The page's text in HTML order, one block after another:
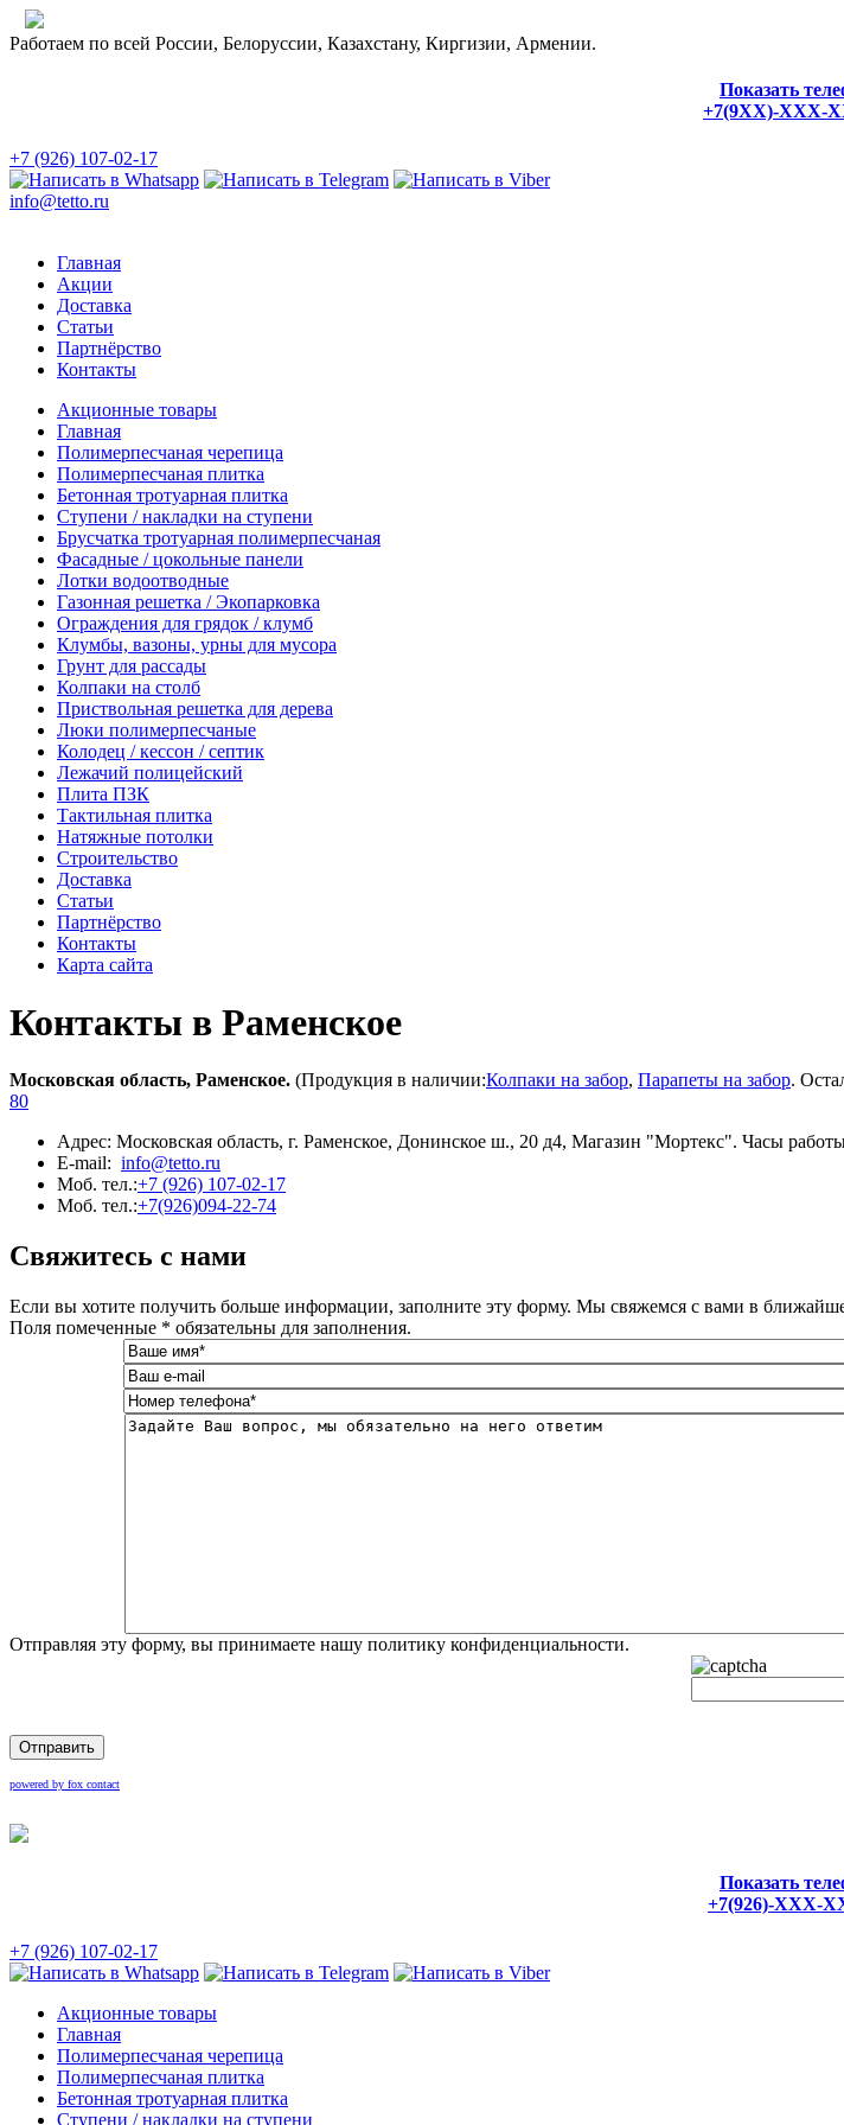
Работаем по всей России, Белоруссии, Казахстану, Киргизии, Армении.
Показать
+7(9XX)-XXX-
+7 (926) 107-02-17
info@tetto.ru
Главная
Акции
Доставка
Статьи
Партнёрство
Контакты
Акционные товары
Главная
Полимерпесчаная черепица
Полимерпесчаная плитка
Бетонная тротуарная плитка
Ступени / накладки на ступени
Брусчатка тротуарная полимерпесчаная
Фасадные / цокольные панели
Лотки водоотводные
Газонная решетка / Экопарковка
Ограждения для грядок / клумб
Клумбы, вазоны, урны для мусора
Грунт для рассады
Колпаки на столб
Приствольная решетка для дерева
Люки полимерпесчаные
Колодец / кессон / септик
Лежачий полицейский
Плита ПЗК
Тактильная плитка
Натяжные потолки
Строительство
Доставка
Статьи
Партнёрство
Контакты
Карта сайта
Контакты в Раменское
Московская область, Раменское. (Продукция в наличии:Колпаки на забор, Парапеты на забор.
80
Адрес: Московская область, г. Раменское, Донинское ш., 20 д4, Магазин "Мортекс". Часы
E-mail: info@tetto.ru
Моб. тел.:+7 (926) 107-02-17
Моб. тел.:+7(926)094-22-74
­Свяжитесь с нами
Если вы хотите получить больше информации, заполните эту форму. Мы свяжемся с вами в
Поля помеченные * обязательны для заполнения.
Отправляя эту форму, вы принимаете нашу политику конфиденциальности.
Отправить
powered by fox contact
Показать
+7(926)-XXX-
+7 (926) 107-02-17
Акционные товары
Главная
Полимерпесчаная черепица
Полимерпесчаная плитка
Бетонная тротуарная плитка
Ступени / накладки на ступени